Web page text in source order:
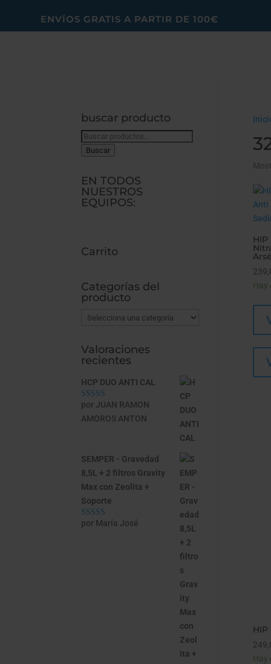
ENVÍOS GRATIS A PARTIR DE 100€
Hay
HIP
Hay
buscar producto
Buscar
por:
Buscar
EN TODOS
NUESTROS
EQUIPOS:
Carrito
Categorías del
producto
Valoraciones
recientes
HCP DUO ANTI CAL
Valorado con
5 de 5
por JUAN RAMON
AMOROS ANTON
SEMPER - Gravedad
8,5L + 2 filtros Gravity
Max con Zeolita +
Soporte
Valorado con
por María José